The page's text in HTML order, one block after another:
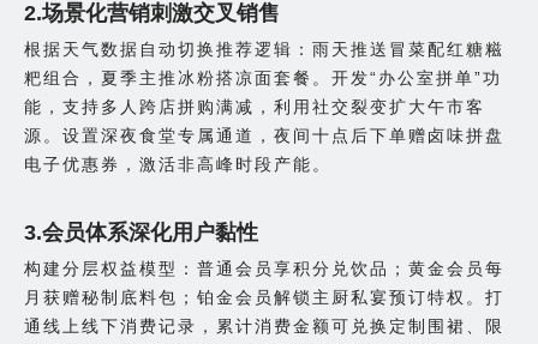
2.场景化营销刺激交叉销售
根据天气数据自动切换推荐逻辑：雨天推送冒菜配红糖糍
粑组合，夏季主推冰粉搭凉面套餐。开发“办公室拼单”功
能，支持多人跨店拼购满减，利用社交裂变扩大午市客
源。设置深夜食堂专属通道，夜间十点后下单赠卤味拼盘
电子优惠券，激活非高峰时段产能。
3.会员体系深化用户黏性
构建分层权益模型：普通会员享积分兑饮品；黄金会员每
月获赠秘制底料包；铂金会员解锁主厨私宴预订特权。打
通线上线下消费记录，累计消费金额可兑换定制围裙、限